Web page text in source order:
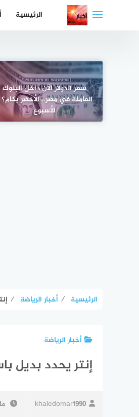
الرئيسية
سعر الدولار الآن داخل البنوك
العاملة في مصر.. الأخضر
الأسبوع
الرئيسية ⁄ أخبار الرياضة ⁄
أخبار الرياضة
إنتر يحدد بديل
khaledomar1990